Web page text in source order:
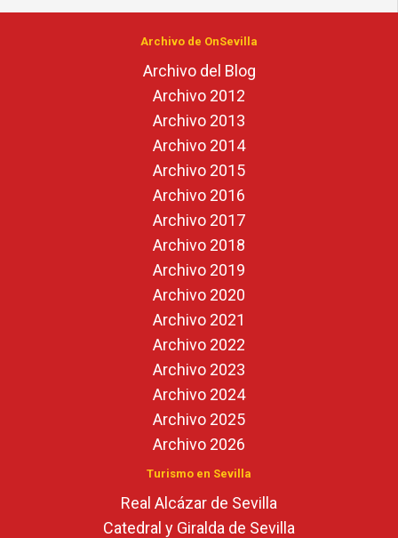
Archivo de OnSevilla
Archivo del Blog
Archivo 2012
Archivo 2013
Archivo 2014
Archivo 2015
Archivo 2016
Archivo 2017
Archivo 2018
Archivo 2019
Archivo 2020
Archivo 2021
Archivo 2022
Archivo 2023
Archivo 2024
Archivo 2025
Archivo 2026
Turismo en Sevilla
Real Alcázar de Sevilla
Catedral y Giralda de Sevilla